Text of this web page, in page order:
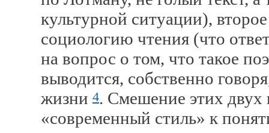
культурной ситуации),
социологию чтения (что
на вопрос о том, что такое
выводится, собственно
жизни 4. Смешение этих двух
«современный стиль» к